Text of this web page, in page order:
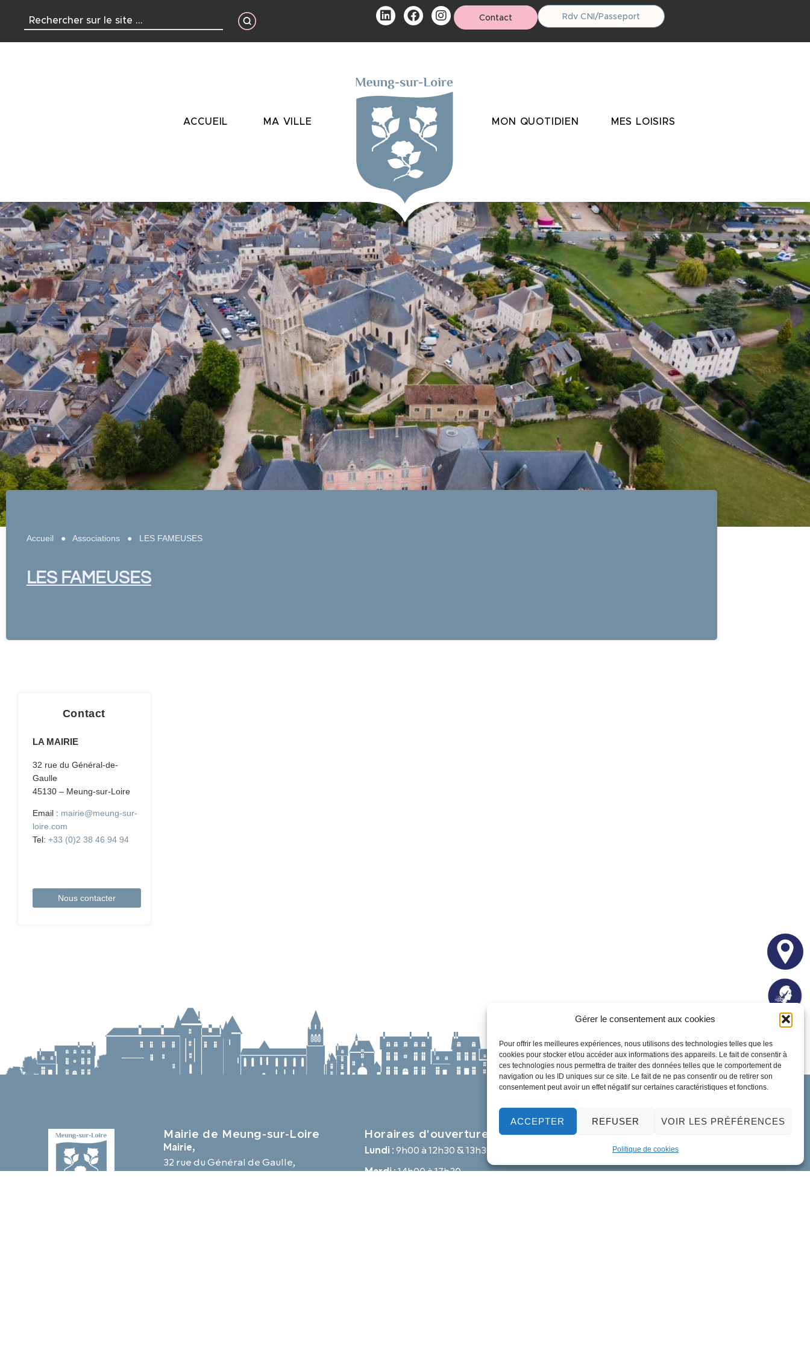
Gérer le consentement aux cookies
Pour offrir les meilleures expériences, nous utilisons des technologies telles que les
cookies pour stocker et/ou accéder aux informations des appareils. Le fait de consentir à
ces technologies nous permettra de traiter des données telles que le comportement de
navigation ou les ID uniques sur ce site. Le fait de ne pas consentir ou de retirer son
consentement peut avoir un effet négatif sur certaines caractéristiques et fonctions.
ACCEPTER REFUSER VOIR LES PRÉFÉRENCES
Politique de cookies
principal
Contact Rdv CNI/Passeport
ACCUEIL MA VILLE MON QUOTIDIEN MES LOISIRS
Accueil ● Associations● LES FAMEUSES
LES FAMEUSES
Contact
LA MAIRIE
32 rue du Général-de-
Gaulle
45130 – Meung-sur-Loire
Email : mairie@meung-sur-
loire.com
Tel:+33 (0)2 38 46 94 94
Nous contacter
Mairie de Meung-sur-Loire
Mairie,
32 rue du Général de Gaulle,
Horaires d'ouverture
Lundi :9h00 à 12h30 & 13h30 à 18h00
Mardi :14h00 à 17h30